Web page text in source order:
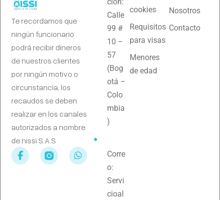
Te recordamos que
ningún funcionario
podrá recibir dineros
de nuestros clientes
por ningún motivo o
circunstancia, los
recaudos se deben
realizar en los canales
autorizados a nombre
de nissi S.A.S
Nosotros
Contacto
cookies
Requisitos
para visas
Menores
de edad
Calle
99 #
10 –
57
(Bog
otá –
Colo
mbia
)
Corre
o:
Servi
cioal